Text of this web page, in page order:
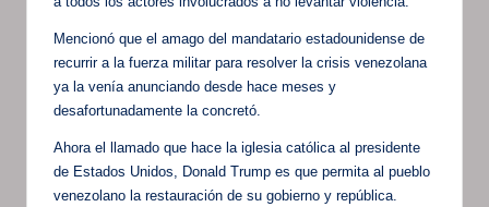
Mencionó que el amago del mandatario estadounidense de
recurrir a la fuerza militar para resolver la crisis venezolana
ya la venía anunciando desde hace meses y
desafortunadamente la concretó.
Ahora el llamado que hace la iglesia católica al presidente
de Estados Unidos, Donald Trump es que permita al pueblo
venezolano la restauración de su gobierno y república.